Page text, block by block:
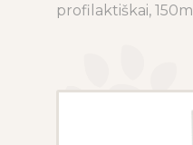
profilaktiškai, 150ml